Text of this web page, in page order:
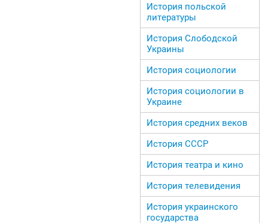
История польской
литературы
История Слободской
Украины
История социологии
История социологии в
Украине
История средних веков
История СССР
История театра и кино
История телевидения
История украинского
государства